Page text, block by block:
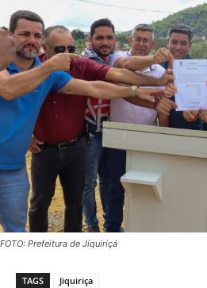
FOTO: Prefeitura de Jiquiríçá
TAGS Jiquiriça